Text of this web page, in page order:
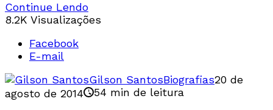
queremos Deus e queremos
Continue Lendo
8.2K Visualizações
Facebook
E-mail
Gilson SantosBiografias20 de
agosto de 2014
54 min de leitura